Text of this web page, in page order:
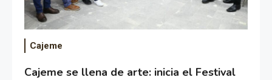
Cajeme
Cajeme se llena de arte: inicia el Festival